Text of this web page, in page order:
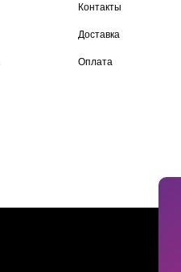
Контакты
Доставка
Оплата